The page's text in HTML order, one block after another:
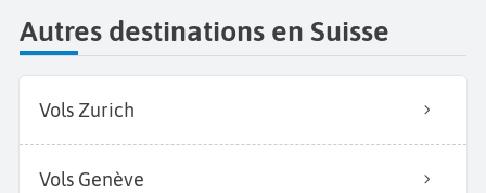
Autres destinations en Suisse
Vols Zurich
Vols Genève